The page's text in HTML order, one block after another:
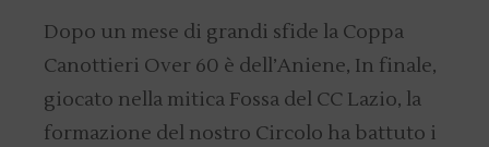
Dopo un mese di grandi sfide la Coppa
Canottieri Over 60 è dell’Aniene, In finale,
giocato nella mitica Fossa del CC Lazio, la
formazione del nostro Circolo ha battuto i